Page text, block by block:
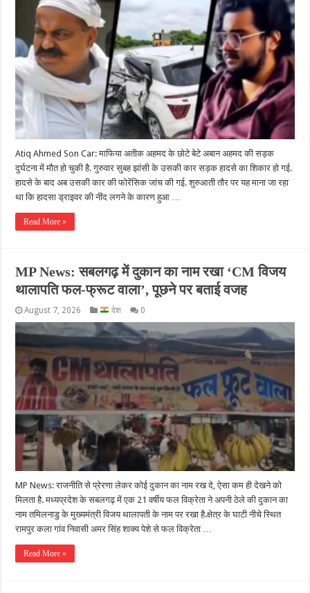
Atiq Ahmed Son Car: माफिया अतीक अहमद के छोटे बेटे अबान अहमद की सड़क
दुर्घटना में मौत हो चुकी है. गुरुवार सुबह झांसी के उसकी कार सड़क हादसे का श‍िकार हो गई.
हादसे के बाद अब उसकी कार की फोरेंसिक जांच की गई. शुरुआती तौर पर यह माना जा रहा
था कि हादसा ड्राइवर की नींद लगने के कारण हुआ …
Read More »
MP News: सबलगढ़ में दुकान का नाम रखा ‘CM विजय
थालापति फल-फ्रूट वाला’, पूछने पर बताई वजह
August 7, 2026 देश 0
MP News: राजनीति से प्रेरणा लेकर कोई दुकान का नाम रख दे, ऐसा कम ही देखने को
मिलता है. मध्यप्रदेश के सबलगढ़ में एक 21 वर्षीय फल विक्रेता ने अपनी ठेले की दुकान का
नाम तमिलनाडु के मुख्यमंत्री विजय थालापती के नाम पर रखा है.क्षेत्र के घाटी नीचे स्थित
रामपुर कला गांव निवासी अमर सिंह शाक्य पेशे से फल विक्रेता …
Read More »